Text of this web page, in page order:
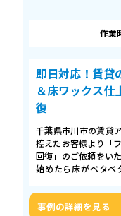
作業
即日対応！賃貸
＆床ワックス仕
復
千葉県市川市の賃貸
控えたお客様より「
回復」のご依頼をい
始めたら床がベタベ
事例の詳細を見る